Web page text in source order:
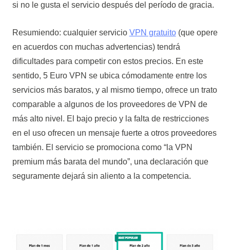
si no le gusta el servicio después del período de gracia.
Resumiendo: cualquier servicio VPN gratuito(que opere
en acuerdos con muchas advertencias) tendrá
dificultades para competir con estos precios. En este
sentido, 5 Euro VPN se ubica cómodamente entre los
servicios más baratos, y al mismo tiempo, ofrece un trato
comparable a algunos de los proveedores de VPN de
más alto nivel. El bajo precio y la falta de restricciones
en el uso ofrecen un mensaje fuerte a otros proveedores
también. El servicio se promociona como “la VPN
premium más barata del mundo”, una declaración que
seguramente dejará sin aliento a la competencia.